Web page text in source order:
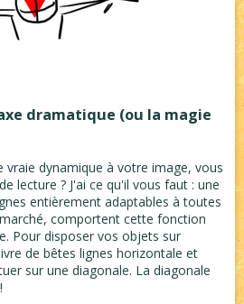
dramatique (ou la magie
vraie dynamique à votre image, vous
lecture ? J'ai ce qu'il vous faut : une
entièrement adaptables à toutes
comportent cette fonction
Pour disposer vos objets sur
de bêtes lignes horizontale et
sur une diagonale. La diagonale